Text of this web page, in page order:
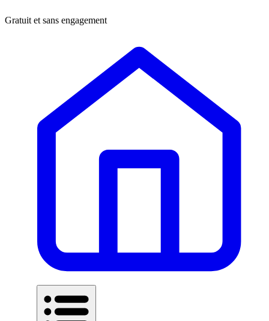
Gratuit et sans engagement